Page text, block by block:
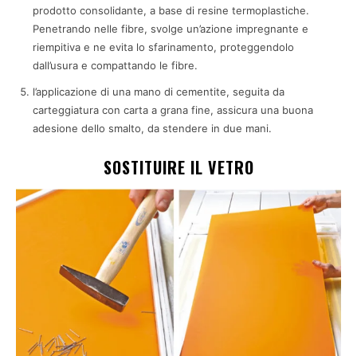
prodotto consolidante, a base di resine termoplastiche.
Penetrando nelle fibre, svolge un’azione impregnante e
riempitiva e ne evita lo sfarinamento, proteggendolo
dall’usura e compattando le fibre.
l’applicazione di una mano di cementite, seguita da
carteggiatura con carta a grana fine, assicura una buona
adesione dello smalto, da stendere in due mani.
SOSTITUIRE IL VETRO